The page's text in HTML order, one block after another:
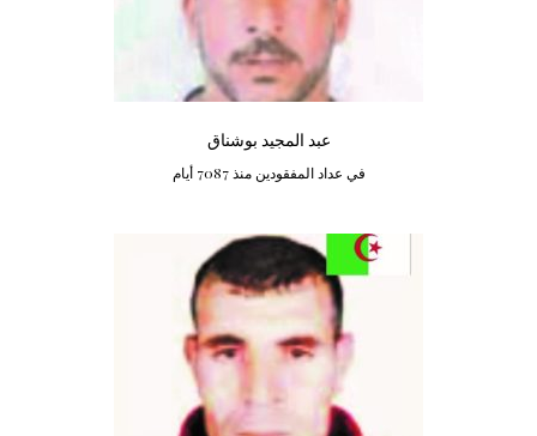
عبد المجيد بوشناق
في عداد المفقودين منذ 7087 أيام